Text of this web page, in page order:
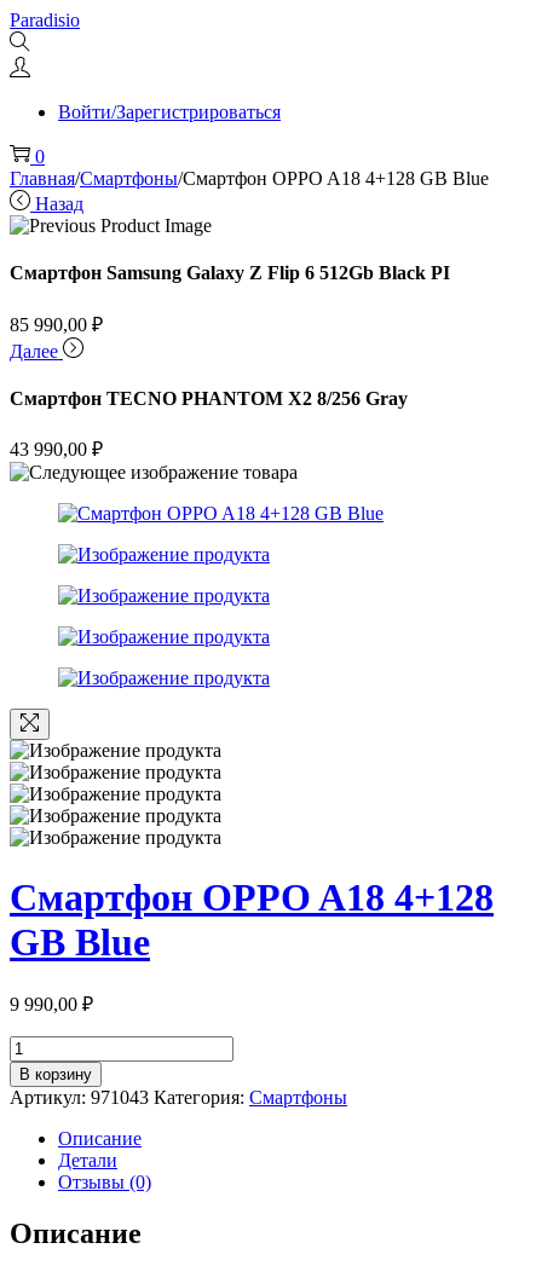
Перейти
к
навигации
Перейти
к
содержимому
Paradisio
Войти/Зарегистрироваться
0
Главная/Смартфоны/Смартфон OPPO A18 4+128 GB Blue
Назад
Смартфон Samsung Galaxy Z Flip 6 512Gb Black PI
85 990,00 ₽
Далее
Смартфон TECNO PHANTOM X2 8/256 Gray
43 990,00 ₽
Смартфон OPPO A18 4+128
GB Blue
9 990,00 ₽
Количество
товара
Смартфон
OPPO
A18
4+128
В корзину
Артикул: 971043 Категория: Смартфоны
Описание
Детали
Отзывы (0)
Описание